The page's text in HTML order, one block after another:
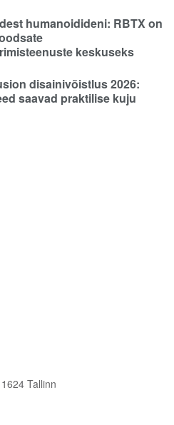
humanoidideni: RBTX on
keskuseks
disainivõistlus 2026:
saavad praktilise kuju
Tallinn